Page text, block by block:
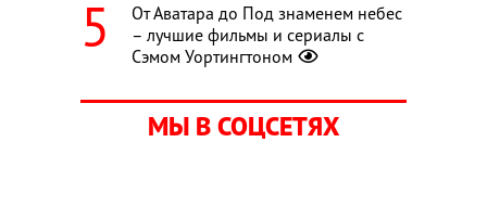
От Аватара до Под знаменем небес
– лучшие фильмы и сериалы с
Сэмом Уортингтоном
МЫ В СОЦСЕТЯХ